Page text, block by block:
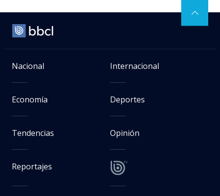
Nacional Internacional
Economía Deportes
Tendencias Opinión
Reportajes